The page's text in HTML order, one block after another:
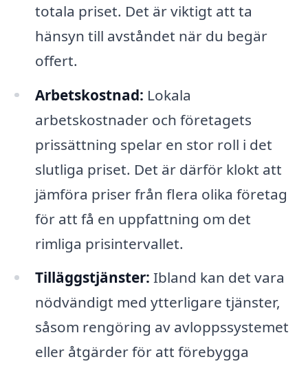
totala priset. Det är viktigt att ta
hänsyn till avståndet när du begär
offert.
Arbetskostnad: Lokala
arbetskostnader och företagets
prissättning spelar en stor roll i det
slutliga priset. Det är därför klokt att
jämföra priser från flera olika företag
för att få en uppfattning om det
rimliga prisintervallet.
Tilläggstjänster: Ibland kan det vara
nödvändigt med ytterligare tjänster,
såsom rengöring av avloppssystemet
eller åtgärder för att förebygga